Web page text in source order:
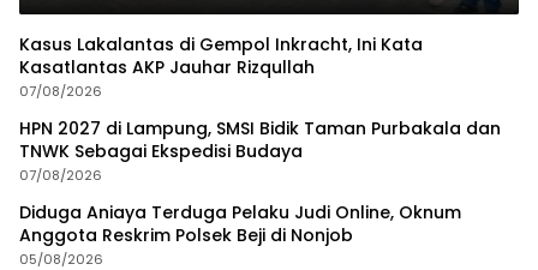
Kasus Lakalantas di Gempol Inkracht, Ini Kata
Kasatlantas AKP Jauhar Rizqullah
07/08/2026
HPN 2027 di Lampung, SMSI Bidik Taman Purbakala dan
TNWK Sebagai Ekspedisi Budaya
07/08/2026
Diduga Aniaya Terduga Pelaku Judi Online, Oknum
Anggota Reskrim Polsek Beji di Nonjob
05/08/2026